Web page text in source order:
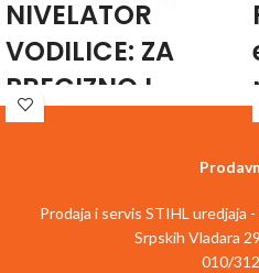
NIVELATOR
VODILICE: ZA
PRECIZNO I
JEDNOSTAVNO
Manje oštećenje vodilice vaše motorne
Prodaja i servis STIHL uredjaja
Srpskih Vladara
010/